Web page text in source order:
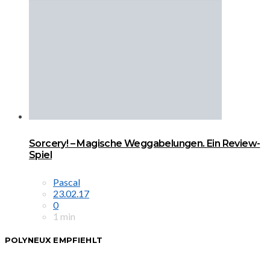
Sorcery! – Magische Weggabelungen. Ein Review-
Spiel
Pascal
23.02.17
0
1 min
POLYNEUX EMPFIEHLT